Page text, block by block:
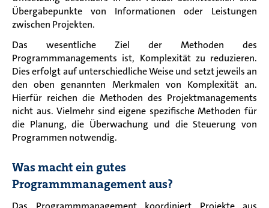
Übergabepunkte von Informationen oder Leistungen
zwischen Projekten.
Das wesentliche Ziel der Methoden des
Programmmanagements ist, Komplexität zu reduzieren.
Dies erfolgt auf unterschiedliche Weise und setzt jeweils an
den oben genannten Merkmalen von Komplexität an.
Hierfür reichen die Methoden des Projektmanagements
nicht aus. Vielmehr sind eigene spezifische Methoden für
die Planung, die Überwachung und die Steuerung von
Programmen notwendig.
Was macht ein gutes
Programmmanagement aus?